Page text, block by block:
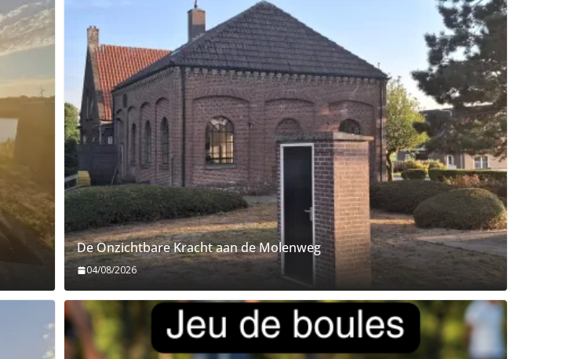
De Onzichtbare Kracht aan de Molenweg
04/08/2026